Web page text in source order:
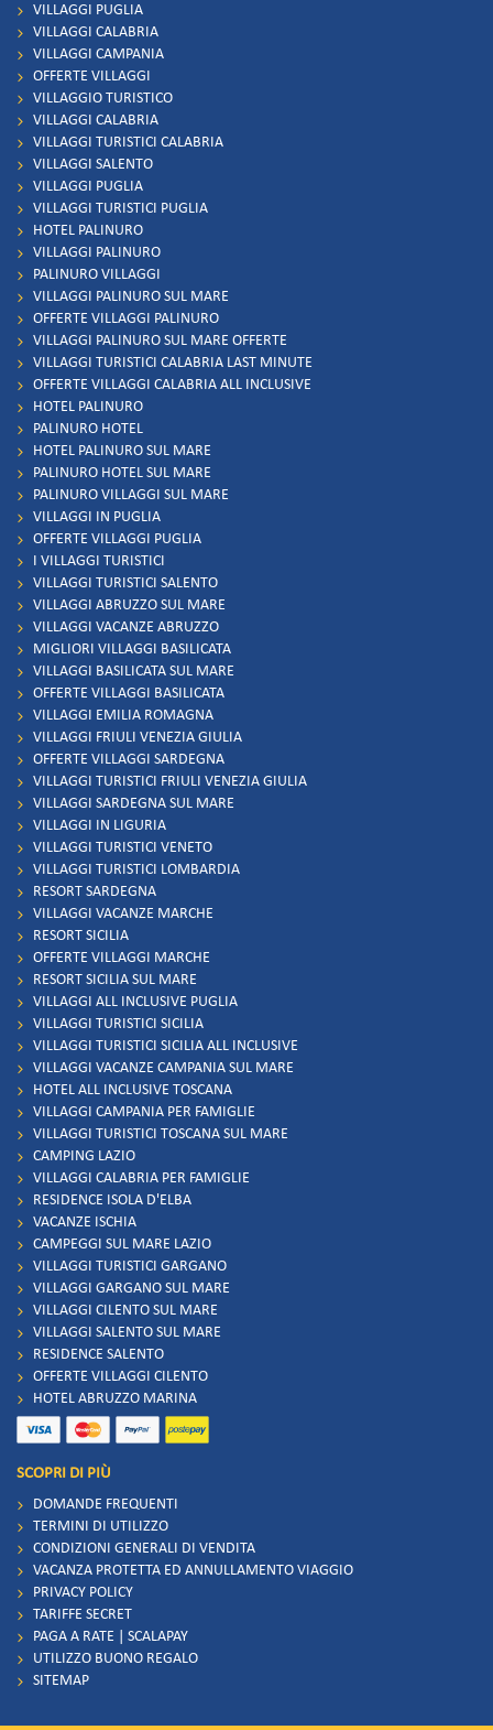
VILLAGGI PUGLIA
VILLAGGI CALABRIA
VILLAGGI CAMPANIA
OFFERTE VILLAGGI
VILLAGGIO TURISTICO
VILLAGGI CALABRIA
VILLAGGI TURISTICI CALABRIA
VILLAGGI SALENTO
VILLAGGI PUGLIA
VILLAGGI TURISTICI PUGLIA
HOTEL PALINURO
VILLAGGI PALINURO
PALINURO VILLAGGI
VILLAGGI PALINURO SUL MARE
OFFERTE VILLAGGI PALINURO
VILLAGGI PALINURO SUL MARE OFFERTE
VILLAGGI TURISTICI CALABRIA LAST MINUTE
OFFERTE VILLAGGI CALABRIA ALL INCLUSIVE
HOTEL PALINURO
PALINURO HOTEL
HOTEL PALINURO SUL MARE
PALINURO HOTEL SUL MARE
PALINURO VILLAGGI SUL MARE
VILLAGGI IN PUGLIA
OFFERTE VILLAGGI PUGLIA
I VILLAGGI TURISTICI
VILLAGGI TURISTICI SALENTO
VILLAGGI ABRUZZO SUL MARE
VILLAGGI VACANZE ABRUZZO
MIGLIORI VILLAGGI BASILICATA
VILLAGGI BASILICATA SUL MARE
OFFERTE VILLAGGI BASILICATA
VILLAGGI EMILIA ROMAGNA
VILLAGGI FRIULI VENEZIA GIULIA
OFFERTE VILLAGGI SARDEGNA
VILLAGGI TURISTICI FRIULI VENEZIA GIULIA
VILLAGGI SARDEGNA SUL MARE
VILLAGGI IN LIGURIA
VILLAGGI TURISTICI VENETO
VILLAGGI TURISTICI LOMBARDIA
RESORT SARDEGNA
VILLAGGI VACANZE MARCHE
RESORT SICILIA
OFFERTE VILLAGGI MARCHE
RESORT SICILIA SUL MARE
VILLAGGI ALL INCLUSIVE PUGLIA
VILLAGGI TURISTICI SICILIA
VILLAGGI TURISTICI SICILIA ALL INCLUSIVE
VILLAGGI VACANZE CAMPANIA SUL MARE
HOTEL ALL INCLUSIVE TOSCANA
VILLAGGI CAMPANIA PER FAMIGLIE
VILLAGGI TURISTICI TOSCANA SUL MARE
CAMPING LAZIO
VILLAGGI CALABRIA PER FAMIGLIE
RESIDENCE ISOLA D'ELBA
VACANZE ISCHIA
CAMPEGGI SUL MARE LAZIO
VILLAGGI TURISTICI GARGANO
VILLAGGI GARGANO SUL MARE
VILLAGGI CILENTO SUL MARE
VILLAGGI SALENTO SUL MARE
RESIDENCE SALENTO
OFFERTE VILLAGGI CILENTO
HOTEL ABRUZZO MARINA
SCOPRI DI PIÙ
DOMANDE FREQUENTI
TERMINI DI UTILIZZO
CONDIZIONI GENERALI DI VENDITA
VACANZA PROTETTA ED ANNULLAMENTO VIAGGIO
PRIVACY POLICY
TARIFFE SECRET
PAGA A RATE | SCALAPAY
UTILIZZO BUONO REGALO
SITEMAP